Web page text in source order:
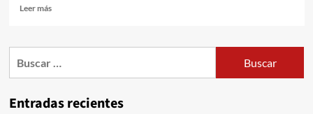
Leer másLeer
Tiendas
lo
Entradas recientes